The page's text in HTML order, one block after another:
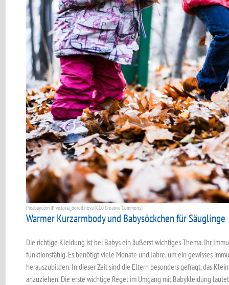
Pixabay.com © victoria_borodinova (CC0 Creative Commons)
Warmer Kurzarmbody und Babysöckchen für Säuglinge
Die richtige Kleidung ist bei Babys ein äußerst wichtiges Thema. Ihr
funktionsfähig. Es benötigt viele Monate und Jahre, um ein gewisses
herauszubilden. In dieser Zeit sind die Eltern besonders gefragt, das
anzuziehen. Die erste wichtige Regel im Umgang mit Babykleidung